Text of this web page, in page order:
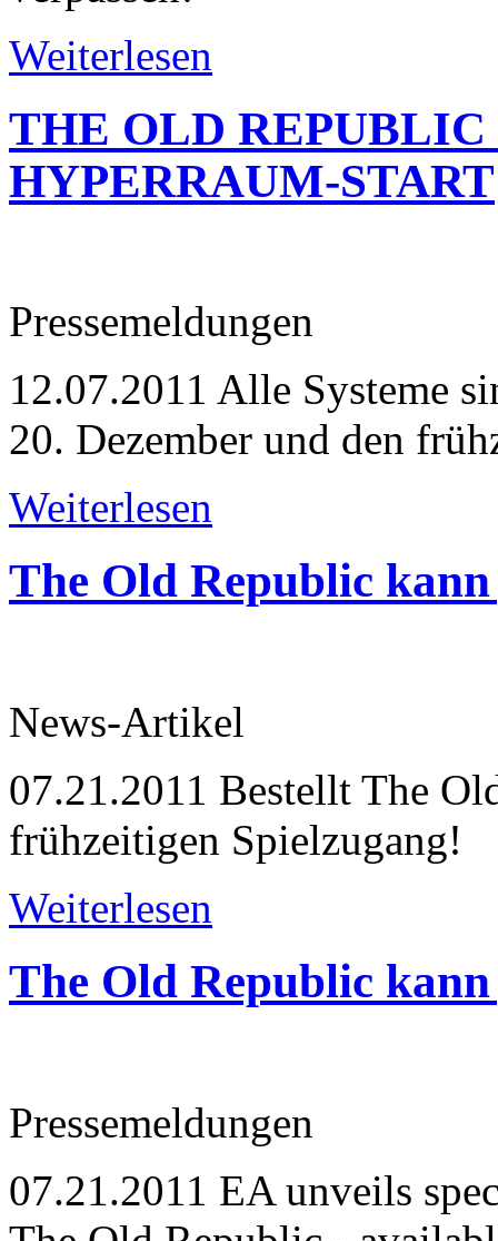
Weiterlesen
THE OLD
HYPERRAUM-START
Pressemeldungen
12.07.2011 Alle Systeme
20. Dezember und den
Weiterlesen
The Old Republic
News-Artikel
07.21.2011 Bestellt The
frühzeitigen Spielzugang!
Weiterlesen
The Old Republic
Pressemeldungen
07.21.2011 EA unveils